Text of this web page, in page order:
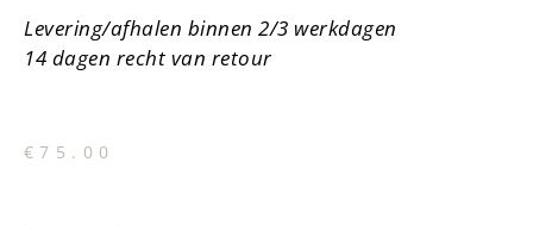
Levering/afhalen binnen 2/3 werkdagen
14 dagen recht van retour
€75.00